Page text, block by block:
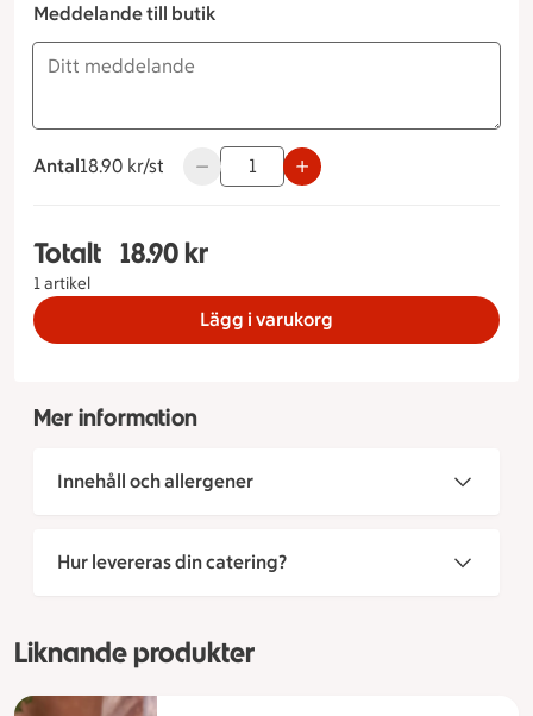
Meddelande till butik
Antal
18.90 kronor styck
18.90 kr/st Använd knapparna för att minska eller
Totalt
1 artikel
Totalt 1 stycken Chili aioli Antal gram som du
18.90 kr
Lägg i varukorg
Mer information
Innehåll och allergener
Hur levereras din catering?
Liknande produkter